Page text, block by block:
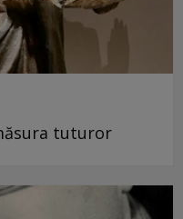
tuturor